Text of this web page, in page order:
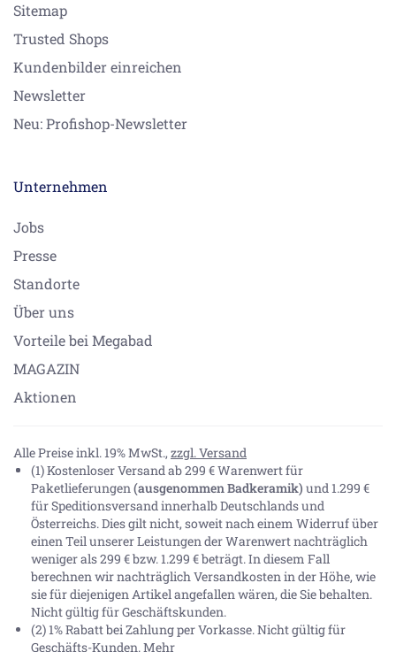
Sitemap
Trusted Shops
Kundenbilder einreichen
Newsletter
Neu: Profishop-Newsletter
Unternehmen
Jobs
Presse
Standorte
Über uns
Vorteile bei Megabad
MAGAZIN
Aktionen
Alle Preise inkl. 19% MwSt., zzgl. Versand
(1) Kostenloser Versand ab 299 € Warenwert für
Paketlieferungen(ausgenommen Badkeramik) und 1.299 €
für Speditionsversand innerhalb Deutschlands und
Österreichs. Dies gilt nicht, soweit nach einem Widerruf über
einen Teil unserer Leistungen der Warenwert nachträglich
weniger als 299 € bzw. 1.299 € beträgt. In diesem Fall
berechnen wir nachträglich Versandkosten in der Höhe, wie
sie für diejenigen Artikel angefallen wären, die Sie behalten.
Nicht gültig für Geschäftskunden.
(2) 1% Rabatt bei Zahlung per Vorkasse. Nicht gültig für
Geschäfts-Kunden.Mehr